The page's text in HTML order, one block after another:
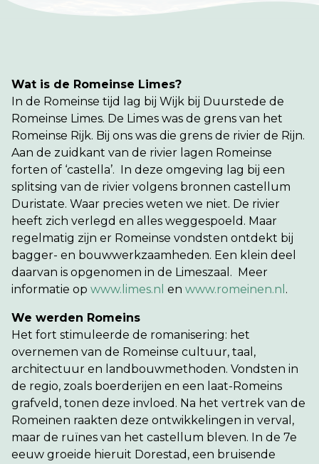
Wat is de Romeinse Limes?
In de Romeinse tijd lag bij Wijk bij Duurstede de
Romeinse Limes. De Limes was de grens van het
Romeinse Rijk. Bij ons was die grens de rivier de Rijn.
Aan de zuidkant van de rivier lagen Romeinse
forten of ‘castella’. In deze omgeving lag bij een
splitsing van de rivier volgens bronnen castellum
Duristate. Waar precies weten we niet. De rivier
heeft zich verlegd en alles weggespoeld. Maar
regelmatig zijn er Romeinse vondsten ontdekt bij
bagger- en bouwwerkzaamheden. Een klein deel
daarvan is opgenomen in de Limeszaal. Meer
informatie op www.limes.nl en www.romeinen.nl .
We werden Romeins
Het fort stimuleerde de romanisering: het
overnemen van de Romeinse cultuur, taal,
architectuur en landbouwmethoden. Vondsten in
de regio, zoals boerderijen en een laat-Romeins
grafveld, tonen deze invloed. Na het vertrek van de
Romeinen raakten deze ontwikkelingen in verval,
maar de ruïnes van het castellum bleven. In de 7e
eeuw groeide hieruit Dorestad, een bruisende